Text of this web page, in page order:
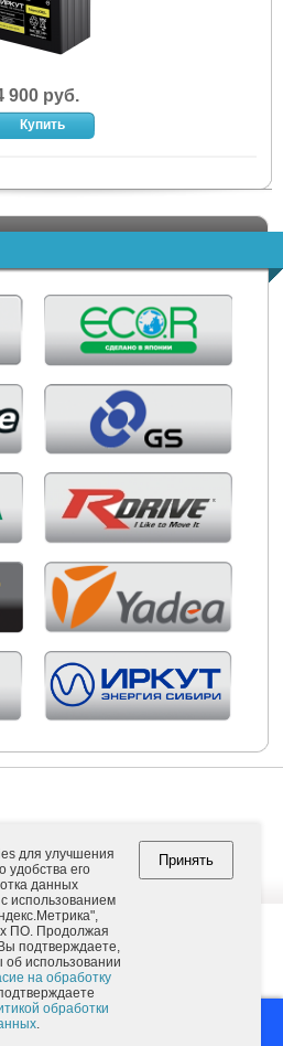
900 руб.
© 2026. ООО "ВНЕШПОСЫЛТОРГ".
для улучшения
удобства его
данных
использованием
ПО. Продолжая
подтверждаете,
использовании
на обработку
обработки
.
Принять
версия